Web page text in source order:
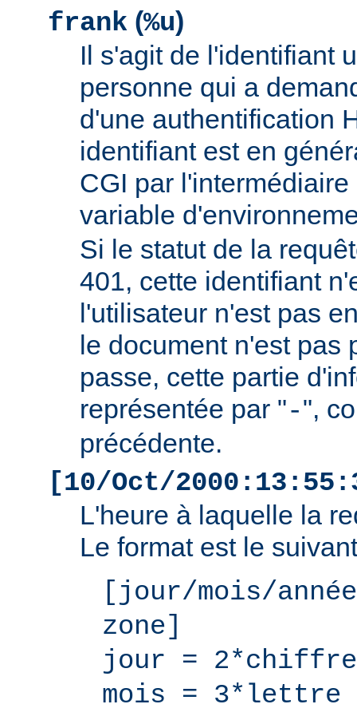
frank (%u)
Il s'agit de l'identifiant
personne qui a
d'une authentification
identifiant est en
CGI par
variable
Si le statut de la
401, cette identifiant
l'utilisateur n'est pas
le document n'est pas
passe, cette partie
représentée par "-",
précédente.
[10/Oct/
L'heure à laquelle la
Le format est le
[jour/mois/
zone]
jour = 2*chiffre
mois = 3*lettre